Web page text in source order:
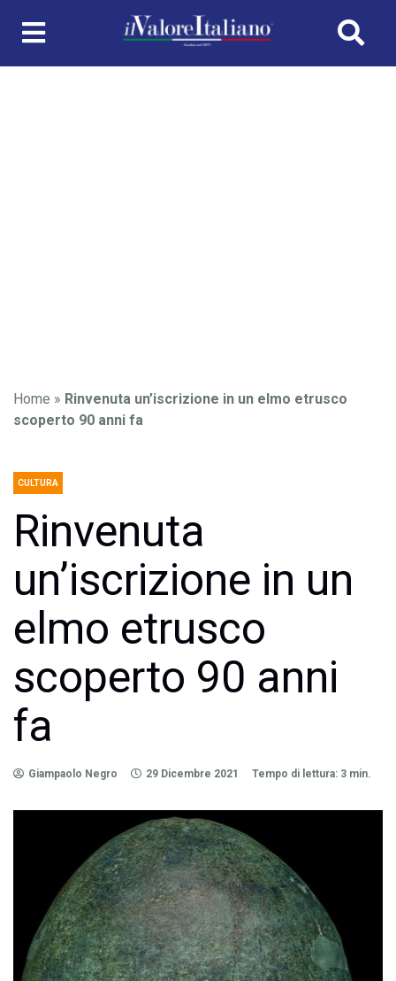
Home » Rinvenuta un’iscrizione in un elmo etrusco
scoperto 90 anni fa
CULTURA
Rinvenuta
un’iscrizione in un
elmo etrusco
scoperto 90 anni
fa
Giampaolo Negro 29 Dicembre 2021 Tempo di lettura: 3 min.